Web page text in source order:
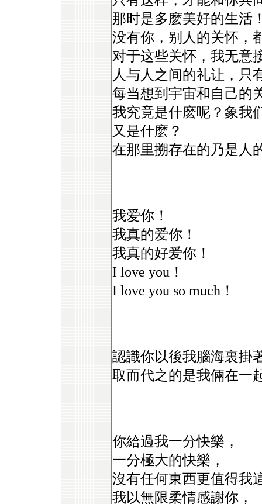
那时是多麽美好的生活
没有你，别人的关怀，
对于这些关怀，我无意
人与人之间的礼让，只
每当想到宇宙和自己的
我究竟是什麽呢？象我
又是什麽？
在那里搠存在的乃是人
我爱你！
我真的爱你！
我真的好爱你！
I love you！
I love you so much！
認識你以後我腦海裏掛
取而代之的是我倆在一
你給過我一分快樂，
一分極大的快樂，
沒有任何東西更值得我
我以無限柔情感謝你，